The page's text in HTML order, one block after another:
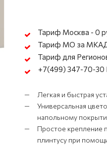
Тариф Москва - 0
Тариф МО за
Тариф для
+7(499) 347-70-30
Легкая и быстрая
Универсальная
напольному
Простое крепление
плинтусу при